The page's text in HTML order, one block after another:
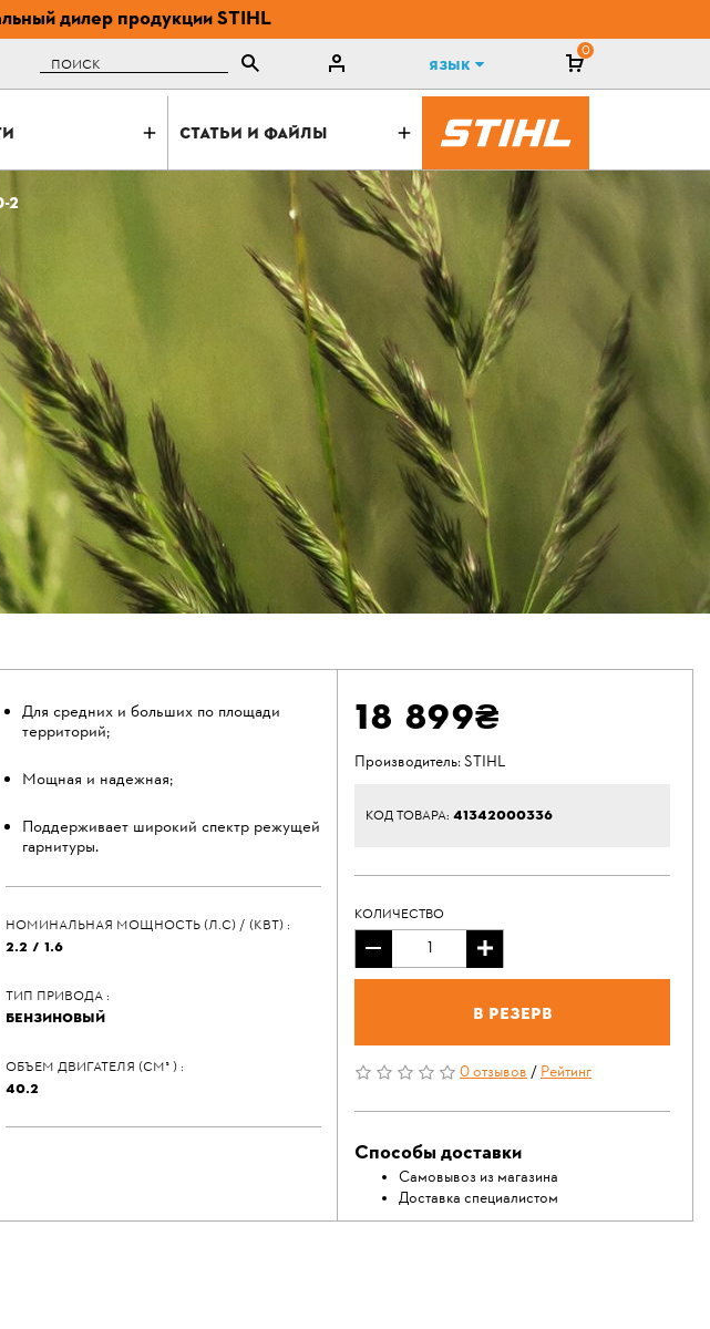
дилер продукции STIHL
Поиск Язык
0
СТАТЬИ И ФАЙЛЫ
2
Для средних и больших по площади
территорий;
Мощная и надежная;
Поддерживает широкий спектр режущей
гарнитуры.
НОМИНАЛЬНАЯ МОЩНОСТЬ (Л.С) / (КВТ) :
2.2 / 1.6
ТИП ПРИВОДА :
БЕНЗИНОВЫЙ
ОБЪЕМ ДВИГАТЕЛЯ (СМ³ ) :
40.2
18 899₴
Производитель:STIHL
КОД ТОВАРА: 41342000336
КОЛИЧЕСТВО
В резерв
0 отзывов/Рейтинг
Способы доставки
Самовывоз из магазина
Доставка специалистом